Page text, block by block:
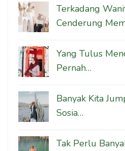
Terkadang
Cenderung
Yang Tulus
Pernah…
Banyak Kita
Sosia…
Tak Perlu